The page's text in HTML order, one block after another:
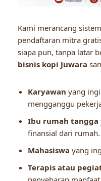
Kami merancang
pendaftaran mitra
siapa pun, tanpa latar
bisnis kopi Juwara
Karyawan yang
mengganggu
Ibu rumah tangga
finansial dari rumah.
Mahasiswa yang
Terapis atau